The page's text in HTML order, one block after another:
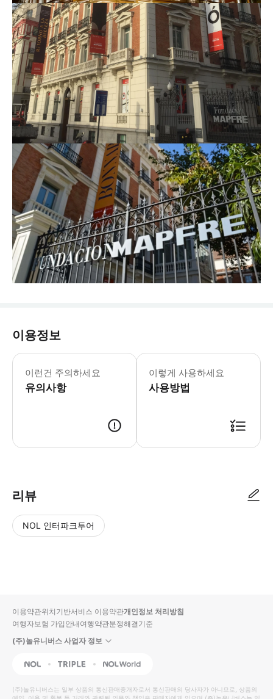
이용정보
이런건 주의하세요
유의사항
이렇게 사용하세요
사용방법
리뷰
NOL 인터파크투어
입니
다.
높
동
순
상
이용약관위치기반서비스 이용약관개인정보 처리방침
여행자보험 가입안내여행약관분쟁해결기준
(주)놀유니버스 사업자 정보
NOL Triple Interpark Global
(주)놀유니버스는 일부 상품의 통신판매중개자로서 통신판매의 당사자가 아니므로, 상품의